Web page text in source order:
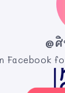
@
Facebook